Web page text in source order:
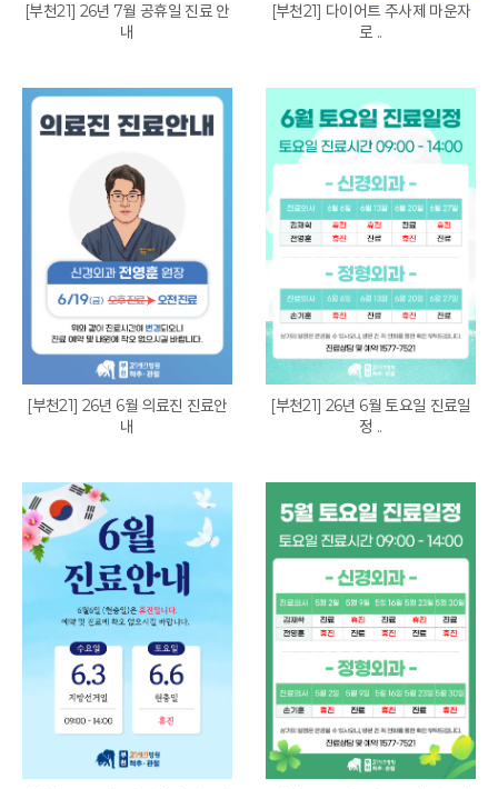
[부천21] 26년 7월 공휴일 진료 안
내
[부천21] 다이어트 주사제 마운자
로 ..
[부천21] 26년 6월 의료진 진료안
내
[부천21] 26년 6월 토요일 진료일
정 ..